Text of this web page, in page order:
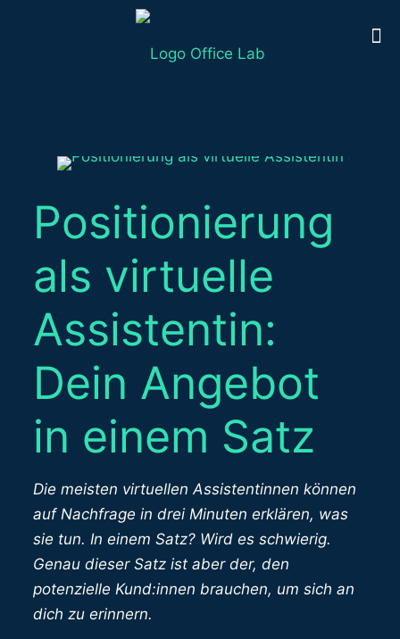
Positionierung
als virtuelle
Assistentin:
Dein Angebot
in einem Satz
Die meisten virtuellen Assistentinnen können
auf Nachfrage in drei Minuten erklären, was
sie tun. In einem Satz? Wird es schwierig.
Genau dieser Satz ist aber der, den
potenzielle Kund:innen brauchen, um sich an
dich zu erinnern.